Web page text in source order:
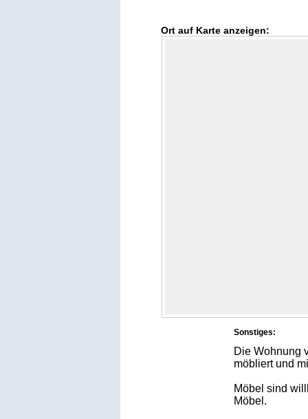
Ort auf Karte anzeigen:
Sonstiges:
Die Wohnung
möbliert und
Möbel sind
Möbel.